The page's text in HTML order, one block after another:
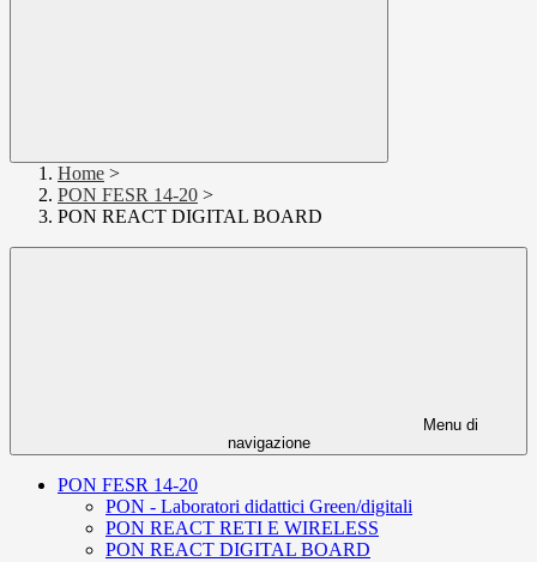
Home >
PON FESR 14-20 >
PON REACT DIGITAL BOARD
Menu di
navigazione
PON FESR 14-20
PON - Laboratori didattici Green/digitali
PON REACT RETI E WIRELESS
PON REACT DIGITAL BOARD